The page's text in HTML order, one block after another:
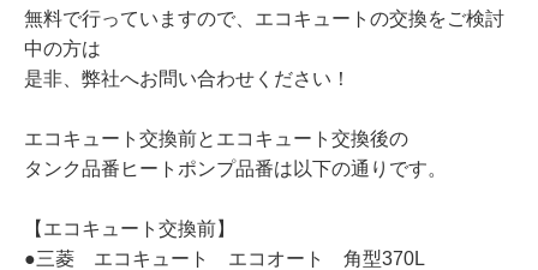
無料で行っていますので、エコキュートの交換をご検討
中の方は
是非、弊社へお問い合わせください！
エコキュート交換前とエコキュート交換後の
タンク品番ヒートポンプ品番は以下の通りです。
【エコキュート交換前】
●三菱 エコキュート エコオート 角型370L